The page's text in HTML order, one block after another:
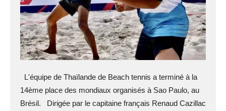
L'équipe de Thaïlande de Beach tennis a terminé à la
14ème place des mondiaux organisés à Sao Paulo, au
Brésil. Dirigée par le capitaine français Renaud Cazillac